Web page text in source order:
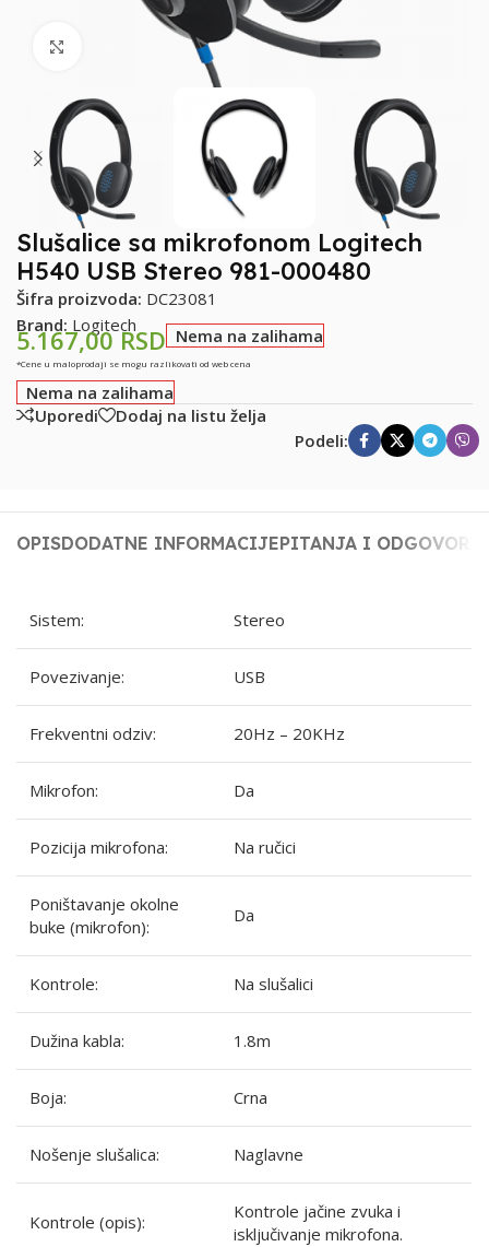
Klikni za uvećanje
Slušalice sa mikrofonom Logitech
H540 USB Stereo 981-000480
Šifra proizvoda: DC23081
Brand: Logitech
5.167,00RSD Nema na zalihama
*Cene u maloprodaji se mogu razlikovati od web cena
Nema na zalihama
Uporedi
Dodaj na listu želja
Podeli:
OPISDODATNE INFORMACIJEPITANJA I ODGOVORI
Sistem: Stereo
Povezivanje: USB
Frekventni odziv: 20Hz – 20KHz
Mikrofon: Da
Pozicija mikrofona: Na ručici
Poništavanje okolne
buke (mikrofon):
Da
Kontrole: Na slušalici
Dužina kabla: 1.8m
Boja: Crna
Nošenje slušalica: Naglavne
Kontrole (opis):
Kontrole jačine zvuka i
isključivanje mikrofona.